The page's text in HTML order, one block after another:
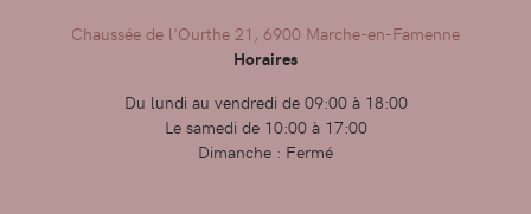
Chaussée de l'Ourthe 21, 6900 Marche-en-Famenne
Horaires
Du lundi au vendredi de 09:00 à 18:00
Le samedi de 10:00 à 17:00
Dimanche : Fermé